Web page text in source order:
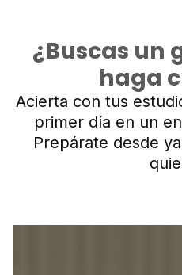
¿Buscas un
haga
Acierta con tus
primer día en un
Prepárate desde